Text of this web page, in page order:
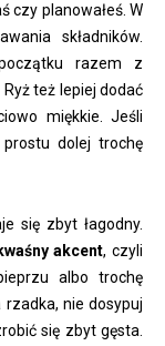
czy planowałeś. W
składników.
razem z
też lepiej dodać
miękkie. Jeśli
dolej trochę
się zbyt łagodny.
kwaśny akcent, czyli
albo trochę
nie dosypuj
się zbyt gęsta.